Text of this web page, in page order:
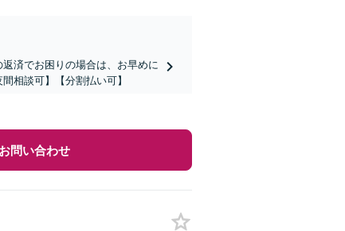
済でお困りの場合は、お早めに
相談可】【分割払い可】
問い合わせ